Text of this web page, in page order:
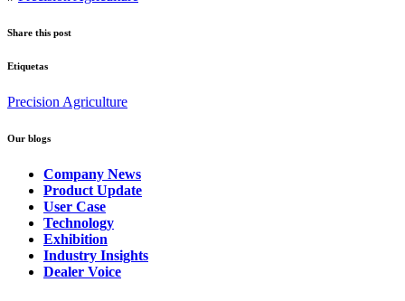
Share this post
Etiquetas
Precision Agriculture
Our blogs
Company News
Product Update
User Case
Technology
Exhibition
Industry Insights
Dealer Voice